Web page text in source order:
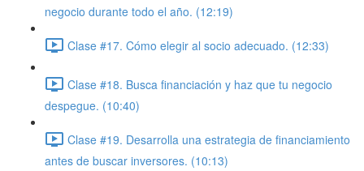
negocio durante todo el año. (12:19)
Clase #17. Cómo elegir al socio adecuado. (12:33)
Clase #18. Busca financiación y haz que tu negocio
despegue. (10:40)
Clase #19. Desarrolla una estrategia de financiamiento
antes de buscar inversores. (10:13)